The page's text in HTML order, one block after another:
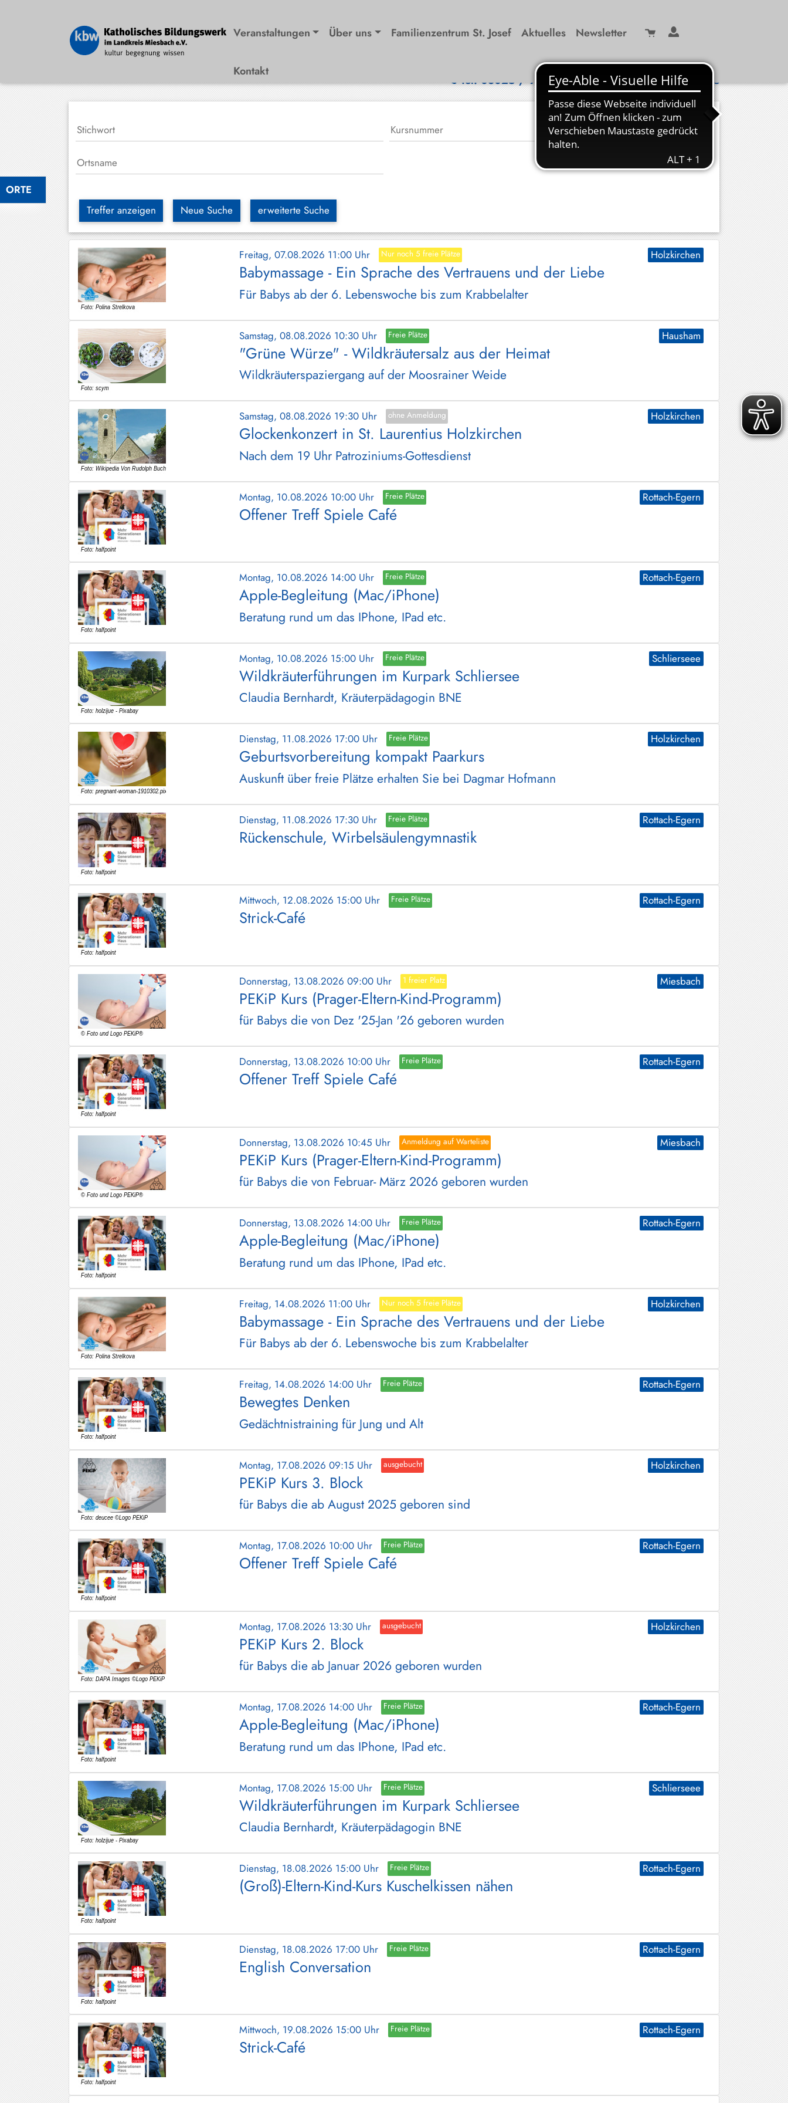
ORTE
Veranstaltungen Über uns Familienzentrum St. Josef Aktuelles Newsletter
Kontakt
Tel. 08025 / 99 29-0 info(at)kbw-miesbach.de
Treffer anzeigen Neue Suche erweiterte Suche
Freitag, 07.08.2026 11:00 Uhr Nur noch 5 freie Plätze Holzkirchen
Babymassage - Ein Sprache des Vertrauens und der Liebe
Für Babys ab der 6. Lebenswoche bis zum Krabbelalter
Samstag, 08.08.2026 10:30 Uhr Freie Plätze Hausham
"Grüne Würze" - Wildkräutersalz aus der Heimat
Wildkräuterspaziergang auf der Moosrainer Weide
Samstag, 08.08.2026 19:30 Uhr ohne Anmeldung Holzkirchen
Glockenkonzert in St. Laurentius Holzkirchen
Nach dem 19 Uhr Patroziniums-Gottesdienst
Montag, 10.08.2026 10:00 Uhr Freie Plätze Rottach-Egern
Offener Treff Spiele Café
Montag, 10.08.2026 14:00 Uhr Freie Plätze Rottach-Egern
Apple-Begleitung (Mac/iPhone)
Beratung rund um das IPhone, IPad etc.
Montag, 10.08.2026 15:00 Uhr Freie Plätze Schlierseee
Wildkräuterführungen im Kurpark Schliersee
Claudia Bernhardt, Kräuterpädagogin BNE
Dienstag, 11.08.2026 17:00 Uhr Freie Plätze Holzkirchen
Geburtsvorbereitung kompakt Paarkurs
Auskunft über freie Plätze erhalten Sie bei Dagmar Hofmann
Dienstag, 11.08.2026 17:30 Uhr Freie Plätze Rottach-Egern
Rückenschule, Wirbelsäulengymnastik
Mittwoch, 12.08.2026 15:00 Uhr Freie Plätze Rottach-Egern
Strick-Café
Donnerstag, 13.08.2026 09:00 Uhr 1 freier Platz Miesbach
PEKiP Kurs (Prager-Eltern-Kind-Programm)
für Babys die von Dez '25-Jan '26 geboren wurden
Donnerstag, 13.08.2026 10:00 Uhr Freie Plätze Rottach-Egern
Offener Treff Spiele Café
Donnerstag, 13.08.2026 10:45 Uhr Anmeldung auf Warteliste Miesbach
PEKiP Kurs (Prager-Eltern-Kind-Programm)
für Babys die von Februar- März 2026 geboren wurden
Donnerstag, 13.08.2026 14:00 Uhr Freie Plätze Rottach-Egern
Apple-Begleitung (Mac/iPhone)
Beratung rund um das IPhone, IPad etc.
Freitag, 14.08.2026 11:00 Uhr Nur noch 5 freie Plätze Holzkirchen
Babymassage - Ein Sprache des Vertrauens und der Liebe
Für Babys ab der 6. Lebenswoche bis zum Krabbelalter
Freitag, 14.08.2026 14:00 Uhr Freie Plätze Rottach-Egern
Bewegtes Denken
Gedächtnistraining für Jung und Alt
Montag, 17.08.2026 09:15 Uhr ausgebucht Holzkirchen
PEKiP Kurs 3. Block
für Babys die ab August 2025 geboren sind
Montag, 17.08.2026 10:00 Uhr Freie Plätze Rottach-Egern
Offener Treff Spiele Café
Montag, 17.08.2026 13:30 Uhr ausgebucht Holzkirchen
PEKiP Kurs 2. Block
für Babys die ab Januar 2026 geboren wurden
Montag, 17.08.2026 14:00 Uhr Freie Plätze Rottach-Egern
Apple-Begleitung (Mac/iPhone)
Beratung rund um das IPhone, IPad etc.
Montag, 17.08.2026 15:00 Uhr Freie Plätze Schlierseee
Wildkräuterführungen im Kurpark Schliersee
Claudia Bernhardt, Kräuterpädagogin BNE
Dienstag, 18.08.2026 15:00 Uhr Freie Plätze Rottach-Egern
(Groß)-Eltern-Kind-Kurs Kuschelkissen nähen
Dienstag, 18.08.2026 17:00 Uhr Freie Plätze Rottach-Egern
English Conversation
Mittwoch, 19.08.2026 15:00 Uhr Freie Plätze Rottach-Egern
Strick-Café
Wiessee
Bayrischzell
Darching
Elbach
Gmund
Großhartpenning
Hausham
Holzkirchen
Hundham
Irschenberg
Kreuth
Leitzachtal
Miesbach
Neuhaus
Niklasreuth
Otterfing
Rottach-
Egern
Schaftlach
/
Waakirchen
Schliersee
Tegernsee
Warngau
/
Wall
Weyarn